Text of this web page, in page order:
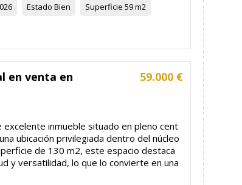
Estado Bien Superficie 59 m2
59.000 €
en venta en
excelente inmueble situado en pleno cent
ubicación privilegiada dentro del núcleo
de 130 m2, este espacio destaca
y versatilidad, lo que lo convierte en una